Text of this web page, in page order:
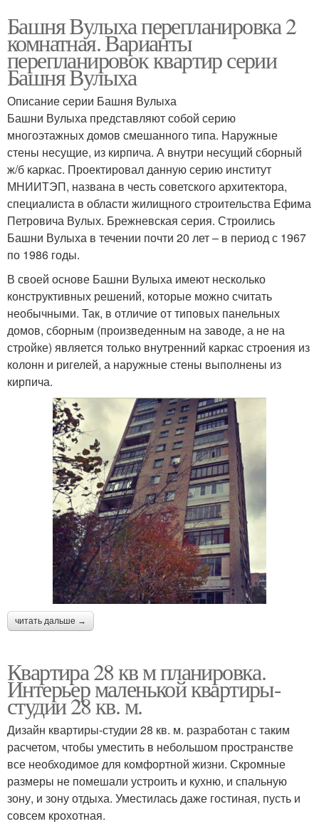
Башня Вулыха перепланировка 2
комнатная. Варианты
перепланировок квартир серии
Башня Вулыха
Описание серии Башня Вулыха
Башни Вулыха представляют собой серию
многоэтажных домов смешанного типа. Наружные
стены несущие, из кирпича. А внутри несущий сборный
ж/б каркас. Проектировал данную серию институт
МНИИТЭП, названа в честь советского архитектора,
специалиста в области жилищного строительства Ефима
Петровича Вулых. Брежневская серия. Строились
Башни Вулыха в течении почти 20 лет – в период с 1967
по 1986 годы.
В своей основе Башни Вулыха имеют несколько
конструктивных решений, которые можно считать
необычными. Так, в отличие от типовых панельных
домов, сборным (произведенным на заводе, а не на
стройке) является только внутренний каркас строения из
колонн и ригелей, а наружные стены выполнены из
кирпича.
читать дальше →
Квартира 28 кв м планировка.
Интерьер маленькой квартиры-
студии 28 кв. м.
Дизайн квартиры-студии 28 кв. м. разработан с таким
расчетом, чтобы уместить в небольшом пространстве
все необходимое для комфортной жизни. Скромные
размеры не помешали устроить и кухню, и спальную
зону, и зону отдыха. Уместилась даже гостиная, пусть и
совсем крохотная.